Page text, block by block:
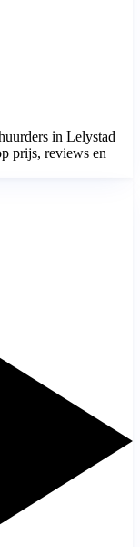
in Lelystad
prijs, reviews en